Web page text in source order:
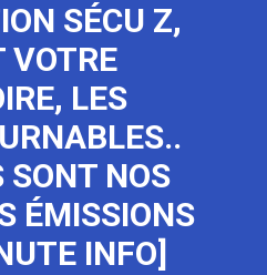
SÉCU Z,
VOTRE
LES
SONT NOS
ÉMISSIONS
INFO]